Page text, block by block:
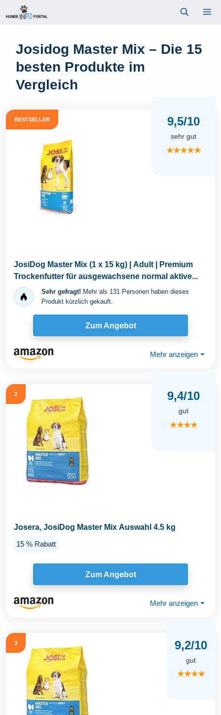
Inhalt
Josidog Master Mix – Die 15
besten Produkte im
Vergleich
BESTSELLER 9,5/10
sehr gut
★★★★★
JosiDog Master Mix (1 x 15 kg) | Adult | Premium
Trockenfutter für ausgewachsene normal aktive...
Sehr gefragt! Mehr als 131 Personen haben dieses
Produkt kürzlich gekauft.
Zum Angebot
Mehr anzeigen ⏷
2 9,4/10
gut
★★★★
Josera, JosiDog Master Mix Auswahl 4.5 kg
15 % Rabatt
Zum Angebot
Mehr anzeigen ⏷
3 9,2/10
gut
★★★★